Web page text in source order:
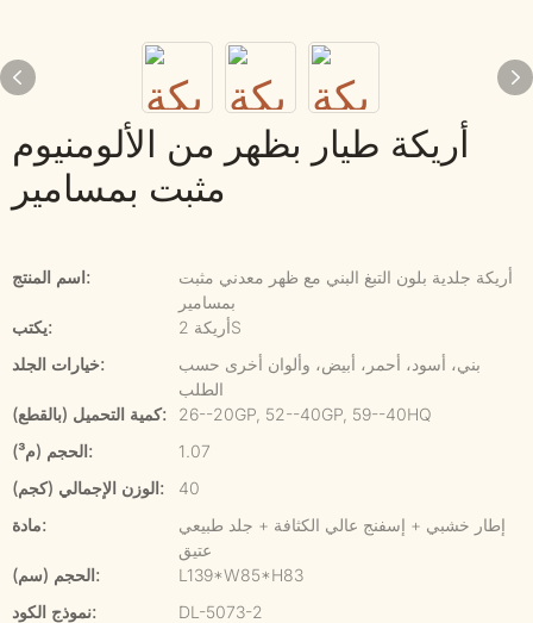
أريكة طيار بظهر من الألومنيوم
مثبت بمسامير
اسم المنتج:
أريكة جلدية بلون التبغ البني مع ظهر معدني مثبت
بمسامير
يكتب:
أريكة 2S
خيارات الجلد:
بني، أسود، أحمر، أبيض، وألوان أخرى حسب
الطلب
كمية التحميل (بالقطع):
26--20GP, 52--40GP, 59--40HQ
الحجم (م³):
1.07
الوزن الإجمالي (كجم):
40
مادة:
إطار خشبي + إسفنج عالي الكثافة + جلد طبيعي
عتيق
الحجم (سم):
L139*W85*H83
نموذج الكود:
DL-5073-2